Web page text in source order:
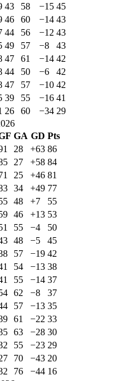
43 58 −15 45
46 60 −14 43
44 56 −12 43
49 57 −8
43
47 61 −14 42
44 50 −6
42
47 57 −10 42
39 55 −16 41
26 60 −34 29
GA GD Pts
28 +63 86
27 +58 84
25 +46 81
34 +49 77
48 +7
55
46 +13 53
55 −4
50
48 −5
45
57 −19 42
54 −13 38
55 −14 37
62 −8
37
57 −13 35
61 −22 33
63 −28 30
55 −23 29
70 −43 20
76 −44 16